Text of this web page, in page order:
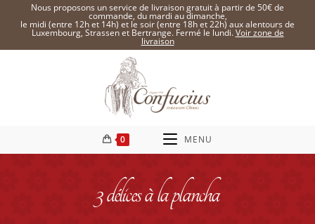
Nous proposons un service de livraison gratuit à partir de 50€ de
commande, du mardi au dimanche,
le midi (entre 12h et 14h) et le soir (entre 18h et 22h) aux alentours de
Luxembourg, Strassen et Bertrange. Fermé le lundi.Voir zone de
livraison
0 MENU
3 délices à la plancha